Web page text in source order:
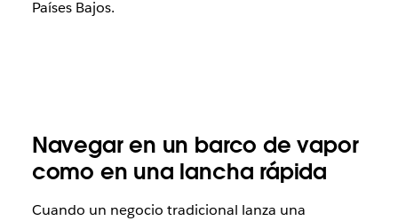
Países Bajos.
Navegar en un barco de vapor
como en una lancha rápida
Cuando un negocio tradicional lanza una